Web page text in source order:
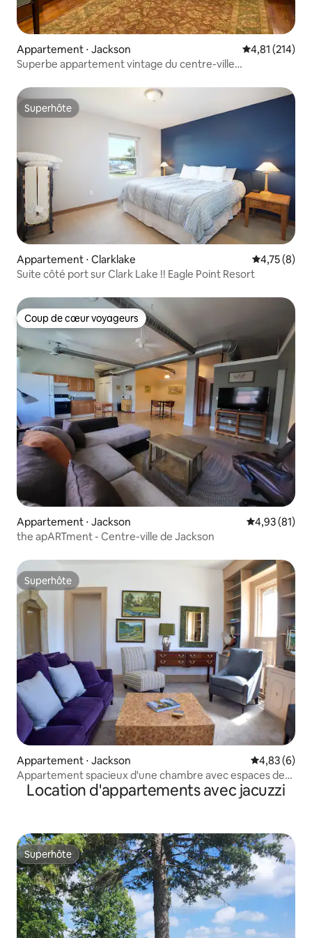
Appartement ⋅ Jackson Évaluation
4,81 (214)
Superbe appartement vintage du centre-ville
Superhôte
Superhôte
Appartement ⋅ Clarklake Évaluation
4,75 (8)
Suite côté port sur Clark Lake !! Eagle Point Resort
Coup de cœur voyageurs
Coup de cœur voyageurs
Appartement ⋅ Jackson Évaluation
4,93 (81)
the apARTment - Centre-ville de Jackson
Superhôte
Superhôte
Appartement ⋅ Jackson Évaluation
4,83 (6)
Appartement spacieux d'une chambre avec espaces de
travail
Location d'appartements avec jacuzzi
Superhôte
Superhôte